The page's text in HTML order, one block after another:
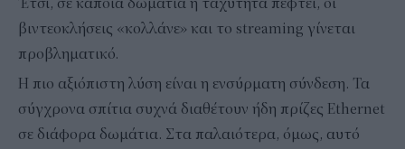
βιντεοκλήσεις «κολλάνε» και το streaming γίνεται
προβληματικό.
Η πιο αξιόπιστη λύση είναι η ενσύρματη σύνδεση. Τα
σύγχρονα σπίτια συχνά διαθέτουν ήδη πρίζες Ethernet
σε διάφορα δωμάτια. Στα παλαιότερα, όμως, αυτό